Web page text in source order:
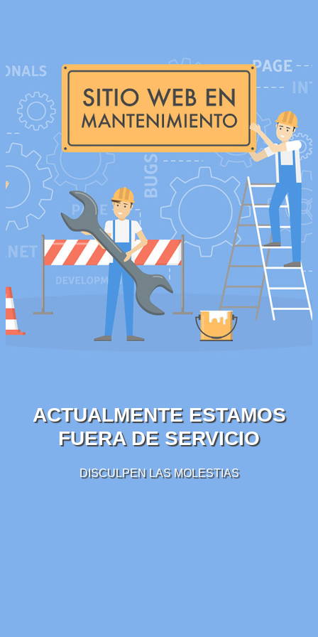
ACTUALMENTE ESTAMOS
FUERA DE SERVICIO
DISCULPEN LAS MOLESTIAS